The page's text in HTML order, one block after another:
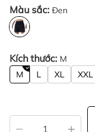
Màu sắc: Đen
Kích thước: M
M L XL XXL